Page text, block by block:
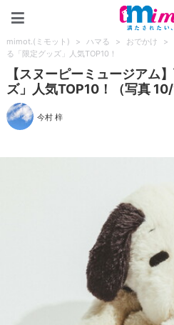
mimot.(ミモット) > ハマる > おでかけ >
る「限定グッズ」人気TOP10！
【スヌーピーミュージアム
ズ」人気TOP10！（写真 10/
今村 梓